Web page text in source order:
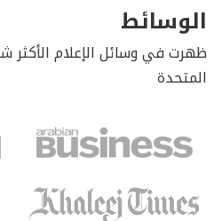
الوسائط
ظهرت في وسائل الإعلام الأكثر
المتحدة